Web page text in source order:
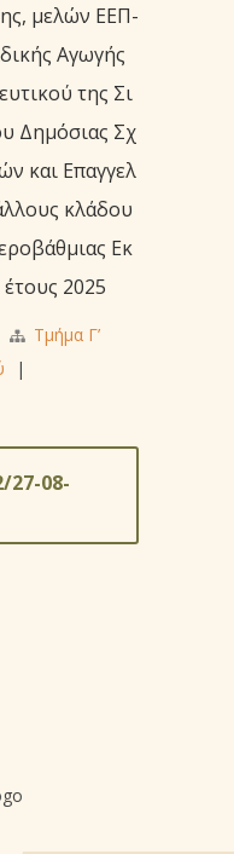
μελών ΕΕΠ-
Αγωγής
της Σι
Δημόσιας Σχ
και Επαγγελ
κλάδου
Εκ
2025
Τμήμα Γ’
|
27-08-